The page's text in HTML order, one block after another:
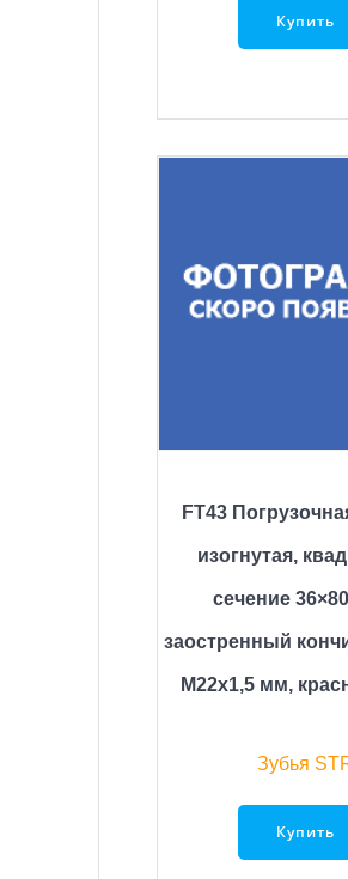
Купить
FT43
изогнутая,
сечение
заостренный
M22x1,5 мм,
Зубья
Купить